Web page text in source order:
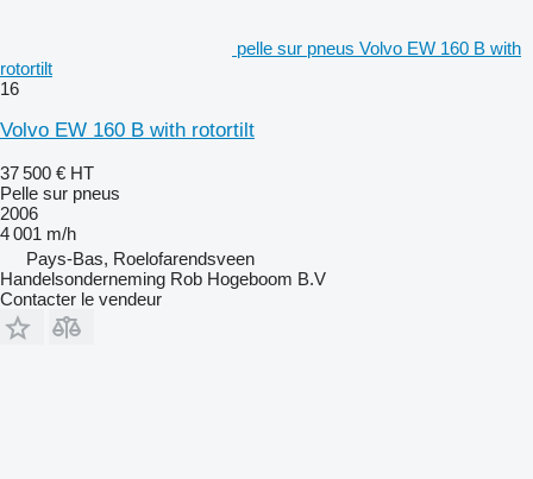
pelle sur pneus Volvo EW 160 B with
rotortilt
16
Volvo EW 160 B with rotortilt
37 500 € HT
Pelle sur pneus
2006
4 001 m/h
Pays-Bas, Roelofarendsveen
Handelsonderneming Rob Hogeboom B.V
Contacter le vendeur